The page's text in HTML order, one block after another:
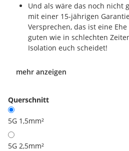
Und als wäre das noch nicht
mit einer 15-jährigen
Versprechen, das ist eine
guten wie in schlechten
Isolation euch scheidet!
mehr anzeigen
Querschnitt
5G 1,5mm²
5G 2,5mm²